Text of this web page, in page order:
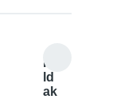
mi
ld
ak